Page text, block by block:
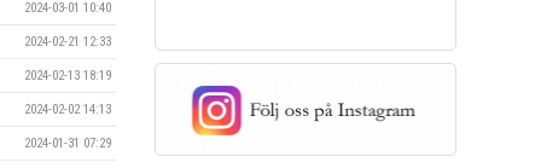
2024-03-01 10:40
2024-02-21 12:33
2024-02-13 18:19
2024-02-02 14:13
2024-01-31 07:29